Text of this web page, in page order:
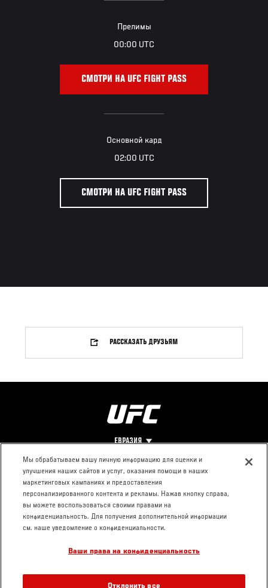
Прелимы
00:00 UTC
СМОТРИ НА UFC FIGHT PASS
Основной кард
02:00 UTC
СМОТРИ НА UFC FIGHT PASS
РАССКАЗАТЬ ДРУЗЬЯМ
ЕВРАЗИЯ
Footer
О UFC
Про ММА
Социальная
ответственность
КОНТАКТЫ
Пресс-центр
Условия
использования
Мы обрабатываем вашу личную информацию для оценки и
улучшения наших сайтов и услуг, оказания помощи в наших
маркетинговых кампаниях и предоставления
персонализированного контента и рекламы. Нажав кнопку справа,
вы можете воспользоваться своими правами на
конфиденциальность. Для получения дополнительной информации
см. наше уведомление о конфиденциальности.
Ваши права на конфиденциальность